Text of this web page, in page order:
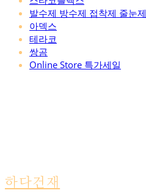
발수제 방수제 접착제 줄눈제
아덱스
테라코
쌍곰
Online Store 특가세일
하다건재